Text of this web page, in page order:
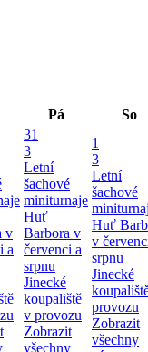
Pá
So
v
a
31
3
Letní
šachové
miniturnaje
Huť
Barbora v
červenci a
srpnu
Jinecké
koupaliště
v provozu
Zobrazit
všechny
1
3
Letní
šachové
Huť
v
srpnu
Jinecké
provozu
Zobrazit
všechny